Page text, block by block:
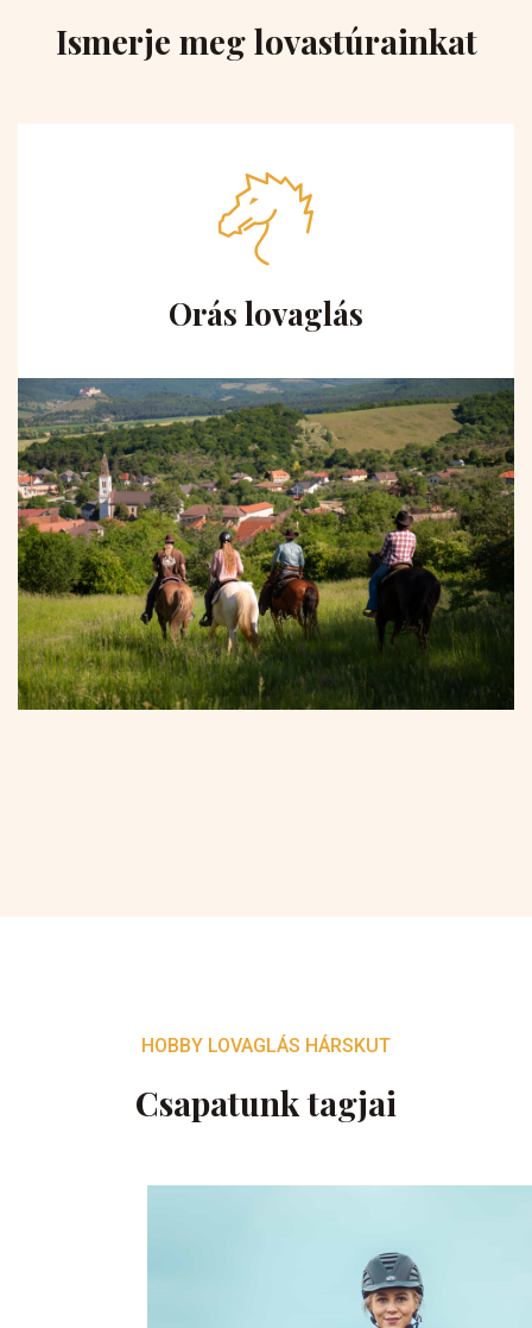
Ismerje meg lovastúrainkat
Orás lovaglás
HOBBY LOVAGLÁS HÁRSKUT
Csapatunk tagjai